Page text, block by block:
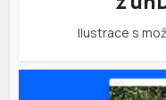
Ilustrace s